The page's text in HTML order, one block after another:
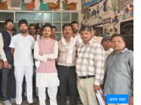
अपना शहर